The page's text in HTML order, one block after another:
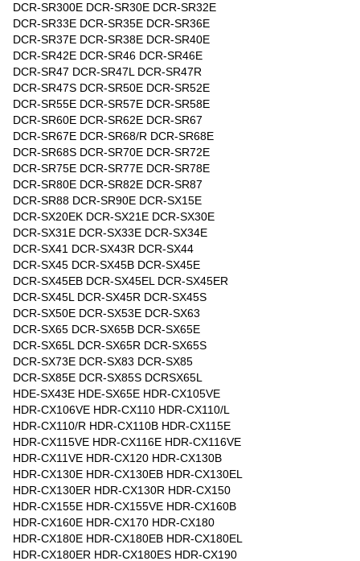
DCR-SR300E DCR-SR30E DCR-SR32E
DCR-SR33E DCR-SR35E DCR-SR36E
DCR-SR37E DCR-SR38E DCR-SR40E
DCR-SR42E DCR-SR46 DCR-SR46E
DCR-SR47 DCR-SR47L DCR-SR47R
DCR-SR47S DCR-SR50E DCR-SR52E
DCR-SR55E DCR-SR57E DCR-SR58E
DCR-SR60E DCR-SR62E DCR-SR67
DCR-SR67E DCR-SR68/R DCR-SR68E
DCR-SR68S DCR-SR70E DCR-SR72E
DCR-SR75E DCR-SR77E DCR-SR78E
DCR-SR80E DCR-SR82E DCR-SR87
DCR-SR88 DCR-SR90E DCR-SX15E
DCR-SX20EK DCR-SX21E DCR-SX30E
DCR-SX31E DCR-SX33E DCR-SX34E
DCR-SX41 DCR-SX43R DCR-SX44
DCR-SX45 DCR-SX45B DCR-SX45E
DCR-SX45EB DCR-SX45EL DCR-SX45ER
DCR-SX45L DCR-SX45R DCR-SX45S
DCR-SX50E DCR-SX53E DCR-SX63
DCR-SX65 DCR-SX65B DCR-SX65E
DCR-SX65L DCR-SX65R DCR-SX65S
DCR-SX73E DCR-SX83 DCR-SX85
DCR-SX85E DCR-SX85S DCRSX65L
HDE-SX43E HDE-SX65E HDR-CX105VE
HDR-CX106VE HDR-CX110 HDR-CX110/L
HDR-CX110/R HDR-CX110B HDR-CX115E
HDR-CX115VE HDR-CX116E HDR-CX116VE
HDR-CX11VE HDR-CX120 HDR-CX130B
HDR-CX130E HDR-CX130EB HDR-CX130EL
HDR-CX130ER HDR-CX130R HDR-CX150
HDR-CX155E HDR-CX155VE HDR-CX160B
HDR-CX160E HDR-CX170 HDR-CX180
HDR-CX180E HDR-CX180EB HDR-CX180EL
HDR-CX180ER HDR-CX180ES HDR-CX190